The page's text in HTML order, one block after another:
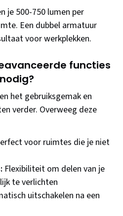
je 500-750 lumen per
Een dubbel armatuur
voor werkplekken.
functies
het gebruiksgemak en
verder. Overweeg deze
voor ruimtes die je niet
Flexibiliteit om delen van je
te verlichten
uitschakelen na een